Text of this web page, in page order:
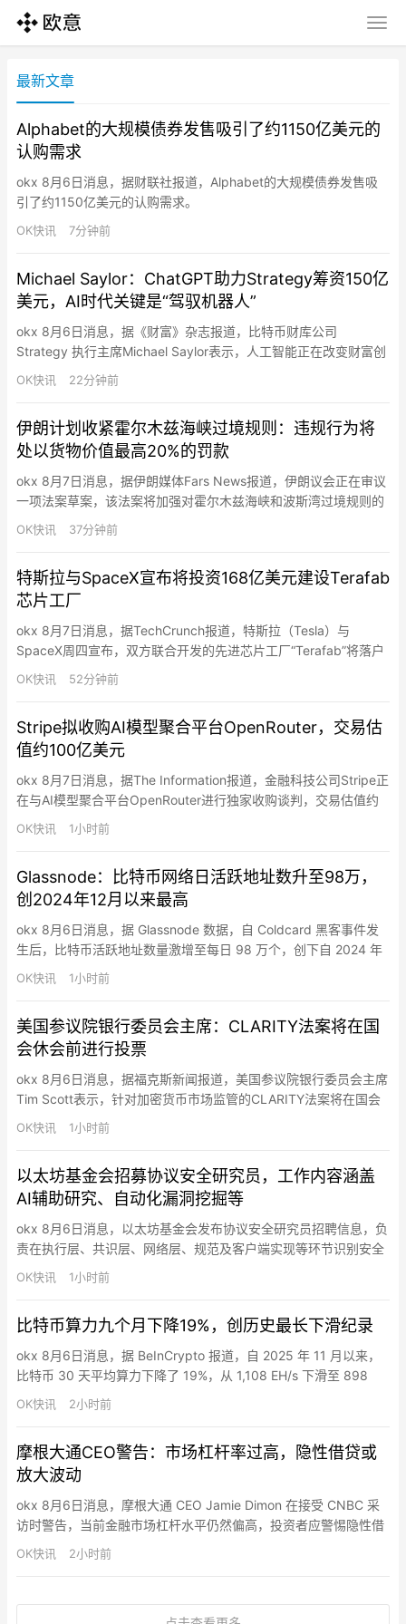
最新文章
Alphabet的大规模债券发售吸引了约1150亿美元的
认购需求
okx 8月6日消息，据财联社报道，Alphabet的大规模债券发售吸
引了约1150亿美元的认购需求。
OK快讯 7分钟前
Michael Saylor：ChatGPT助力Strategy筹资150亿
美元，AI时代关键是“驾驭机器人”
okx 8月6日消息，据《财富》杂志报道，比特币财库公司
Strategy 执行主席Michael Saylor表示，人工智能正在改变财富创
造方式，企业和个人不应试图与机器竞争，而应利用AI放大自身能
力。Saylor在接受采访时称，他利用ChatGPT帮助Strategy设计基
筹集约150亿美元资金…
OK快讯 22分钟前
伊朗计划收紧霍尔木兹海峡过境规则：违规行为将
处以货物价值最高20%的罚款
okx 8月7日消息，据伊朗媒体Fars News报道，伊朗议会正在审议
一项法案草案，该法案将加强对霍尔木兹海峡和波斯湾过境规则的
管控。主要建议包括：禁止与美国、以色列及其他敌对国家有关联
的船只通行 ；限制与以色列相关的军民货物运输 ；限制与针对“抵
开放通航；对违规行为处以货物价值最高达20%的罚款…
OK快讯 37分钟前
特斯拉与SpaceX宣布将投资168亿美元建设Terafab
芯片工厂
okx 8月7日消息，据TechCrunch报道，特斯拉（Tesla）与
SpaceX周四宣布，双方联合开发的先进芯片工厂“Terafab”将落户
美国得州格莱姆斯县（Grimes County），位于休斯顿附近，项目
首期投资规模达168亿美元。SpaceX表示，该工厂计划建设超过1
最大的半导体制造设施…
OK快讯 52分钟前
Stripe拟收购AI模型聚合平台OpenRouter，交易估
值约100亿美元
okx 8月7日消息，据The Information报道，金融科技公司Stripe正
在与AI模型聚合平台OpenRouter进行独家收购谈判，交易估值约
为100亿美元。知情人士透露，OpenRouter此前已收到多家大型科
技公司的收购兴趣，但目前Stripe已进入独家谈判阶段。相关交易
2023…
OK快讯 1小时前
Glassnode：比特币网络日活跃地址数升至98万，
创2024年12月以来最高
okx 8月6日消息，据 Glassnode 数据，自 Coldcard 黑客事件发
生后，比特币活跃地址数量激增至每日 98 万个，创下自 2024 年
12 月以来的最高纪录。这是由恐慌情绪驱动的链上活动。持有者将
资金转移到其他托管平台，反映的是出于安全考虑，而非市场信心
OK快讯 1小时前
美国参议院银行委员会主席：CLARITY法案将在国
会休会前进行投票
okx 8月6日消息，据福克斯新闻报道，美国参议院银行委员会主席
Tim Scott表示，针对加密货币市场监管的CLARITY法案将在国会
休会前迎来投票，“毫无疑问会进行表决”，他表示参议院可能会延
长工作时间，不仅限于未来两天，以推动相关立法取得进展。他
落地“符合美国利益”，并称“我们会完成这项工作。”…
OK快讯 1小时前
以太坊基金会招募协议安全研究员，工作内容涵盖
AI辅助研究、自动化漏洞挖掘等
okx 8月6日消息，以太坊基金会发布协议安全研究员招聘信息，负
责在执行层、共识层、网络层、规范及客户端实现等环节识别安全
漏洞，工作内容涵盖 AI 辅助安全研究与自动化漏洞挖掘、硬分叉
审查、模糊测试工具构建、协议变更人工审计及协调漏洞披露等。
OK快讯 1小时前
比特币算力九个月下降19%，创历史最长下滑纪录
okx 8月6日消息，据 BeInCrypto 报道，自 2025 年 11 月以来，
比特币 30 天平均算力下降了 19%，从 1,108 EH/s 下滑至 898
EH/s。Glassnode 数据显示，这九个月的下滑是该网络历史上持续
时间最长的。此次下滑恰逢矿业公司有史以来规模最大的资本迁
OK快讯 2小时前
摩根大通CEO警告：市场杠杆率过高，隐性借贷或
放大波动
okx 8月6日消息，摩根大通 CEO Jamie Dimon 在接受 CNBC 采
访时警告，当前金融市场杠杆水平仍然偏高，投资者应警惕隐性借
贷可能放大市场波动。“保证金债务是有史以来最高的。还有很多你
看不到的保证金债务，因为它们不叫保证金债务，而是叫其他名
包括通过一级经纪商、对冲基金、ETF …
OK快讯 2小时前